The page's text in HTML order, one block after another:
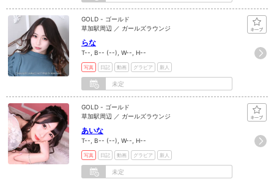
GOLD - ゴールド
草加駅周辺 ／ ガールズラウンジ
らな
T--, B-- (--), W--, H--
写真 日記 動画 グラビア 新人
未定
GOLD - ゴールド
草加駅周辺 ／ ガールズラウンジ
あいな
T--, B-- (--), W--, H--
写真 日記 動画 グラビア 新人
未定